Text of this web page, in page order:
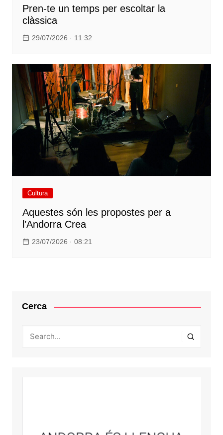
Pren-te un temps per escoltar la
clàssica
29/07/2026 · 11:32
Cultura
Aquestes són les propostes per a
l’Andorra Crea
23/07/2026 · 08:21
Cerca